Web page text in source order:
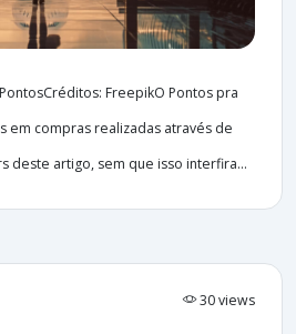
FreepikO Pontos pra
em compras realizadas através de
deste artigo, sem que isso interfira...
30 views